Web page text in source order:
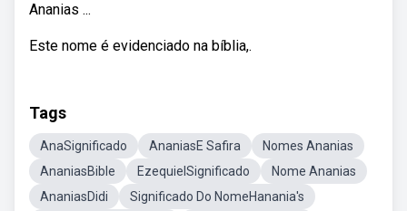
Ananias ...
Este nome é evidenciado na bíblia,.
Tags
AnaSignificado AnaniasE Safira
Nomes Ananias
AnaniasBible
EzequielSignificado
Nome Ananias
AnaniasDidi
Significado Do NomeHanania's